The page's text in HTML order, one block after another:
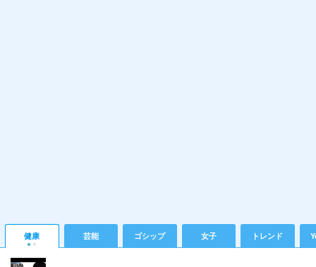
健康 芸能 ゴシップ 女子 トレンド